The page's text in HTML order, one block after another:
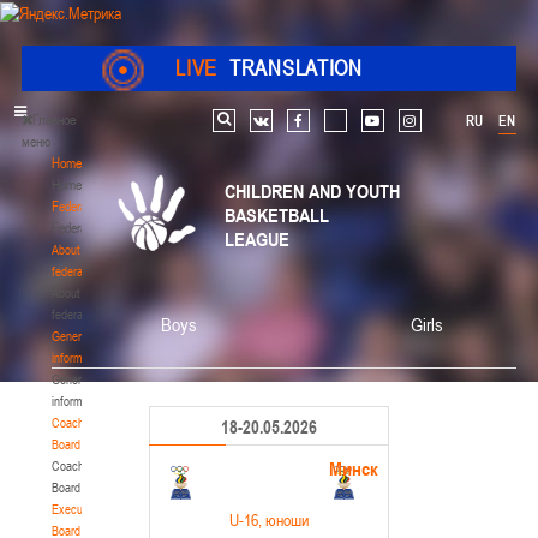
LIVE TRANSLATION
Главное
меню
Home
Home
Federation
Federation
About
federation
About
federation
General
information
General
information
Coaching
Board
Coaching
Board
Executive
Board
RU EN
Search vk facebook youtube instagram
CHILDREN AND YOUTH
BASKETBALL
LEAGUE
Boys Girls
18-20.05.2026
Минск
U-16 , юноши